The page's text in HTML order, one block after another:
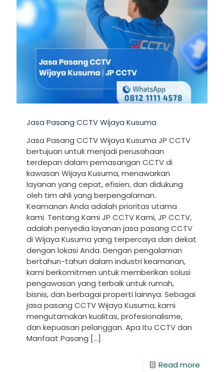
Jasa Pasang CCTV Wijaya Kusuma
Jasa Pasang CCTV Wijaya Kusuma JP CCTV
bertujuan untuk menjadi perusahaan
terdepan dalam pemasangan CCTV di
kawasan Wijaya Kusuma, menawarkan
layanan yang cepat, efisien, dan didukung
oleh tim ahli yang berpengalaman.
Keamanan Anda adalah prioritas utama
kami. Tentang Kami JP CCTV Kami, JP CCTV,
adalah penyedia layanan jasa pasang CCTV
di Wijaya Kusuma yang terpercaya dan dekat
dengan lokasi Anda. Dengan pengalaman
bertahun-tahun dalam industri keamanan,
kami berkomitmen untuk memberikan solusi
pengawasan yang terbaik untuk rumah,
bisnis, dan berbagai properti lainnya. Sebagai
jasa pasang CCTV Wijaya Kusuma, kami
mengutamakan kualitas, profesionalisme,
dan kepuasan pelanggan. Apa Itu CCTV dan
Manfaat Pasang […]
Read more